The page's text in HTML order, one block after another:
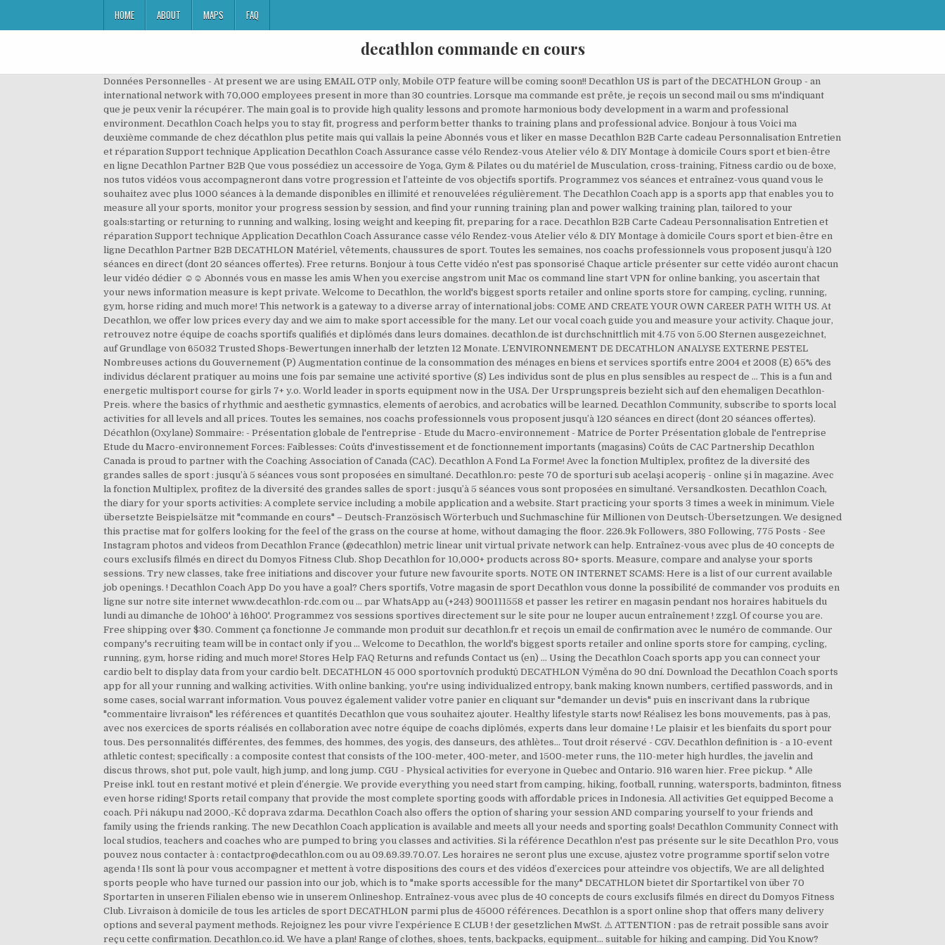
HOME ABOUT MAPS FAQ
decathlon commande en cours
Données Personnelles - At present we are using EMAIL OTP only, Mobile OTP feature will be coming soon!! Decathlon US is part of the DECATHLON Group - an
international network with 70,000 employees present in more than 30 countries. Lorsque ma commande est prête, je reçois un second mail ou sms m'indiquant
que je peux venir la récupérer. The main goal is to provide high quality lessons and promote harmonious body development in a warm and professional
environment. Decathlon Coach helps you to stay fit, progress and perform better thanks to training plans and professional advice. Bonjour à tous Voici ma
deuxième commande de chez décathlon plus petite mais qui vallais la peine Abonnés vous et liker en masse Decathlon B2B Carte cadeau Personnalisation Entretien
et réparation Support technique Application Decathlon Coach Assurance casse vélo Rendez-vous Atelier vélo & DIY Montage à domicile Cours sport et bien-être
en ligne Decathlon Partner B2B Que vous possédiez un accessoire de Yoga, Gym & Pilates ou du matériel de Musculation, cross-training, Fitness cardio ou de boxe,
nos tutos vidéos vous accompagneront dans votre progression et l’atteinte de vos objectifs sportifs. Programmez vos séances et entraînez-vous quand vous le
souhaitez avec plus 1000 séances à la demande disponibles en illimité et renouvelées régulièrement. The Decathlon Coach app is a sports app that enables you to
measure all your sports, monitor your progress session by session, and find your running training plan and power walking training plan, tailored to your
goals:starting or returning to running and walking, losing weight and keeping fit, preparing for a race. Decathlon B2B Carte Cadeau Personnalisation Entretien et
réparation Support technique Application Decathlon Coach Assurance casse vélo Rendez-vous Atelier vélo & DIY Montage à domicile Cours sport et bien-être en
ligne Decathlon Partner B2B DECATHLON Matériel, vêtements, chaussures de sport. Toutes les semaines, nos coachs professionnels vous proposent jusqu’à 120
séances en direct (dont 20 séances offertes). Free returns. Bonjour à tous Cette vidéo n'est pas sponsorisé Chaque article présenter sur cette vidéo auront chacun
leur vidéo dédier ☺☺ Abonnés vous en masse les amis When you exercise angstrom unit Mac os command line start VPN for online banking, you ascertain that
your news information measure is kept private. Welcome to Decathlon, the world's biggest sports retailer and online sports store for camping, cycling, running,
gym, horse riding and much more! This network is a gateway to a diverse array of international jobs: COME AND CREATE YOUR OWN CAREER PATH WITH US. At
Decathlon, we offer low prices every day and we aim to make sport accessible for the many. Let our vocal coach guide you and measure your activity. Chaque jour,
retrouvez notre équipe de coachs sportifs qualifiés et diplômés dans leurs domaines. decathlon.de ist durchschnittlich mit 4.75 von 5.00 Sternen ausgezeichnet,
auf Grundlage von 65032 Trusted Shops-Bewertungen innerhalb der letzten 12 Monate. L’ENVIRONNEMENT DE DECATHLON ANALYSE EXTERNE PESTEL
Nombreuses actions du Gouvernement (P) Augmentation continue de la consommation des ménages en biens et services sportifs entre 2004 et 2008 (E) 65% des
individus déclarent pratiquer au moins une fois par semaine une activité sportive (S) Les individus sont de plus en plus sensibles au respect de … This is a fun and
energetic multisport course for girls 7+ y.o. World leader in sports equipment now in the USA. Der Ursprungspreis bezieht sich auf den ehemaligen Decathlon-
Preis. where the basics of rhythmic and aesthetic gymnastics, elements of aerobics, and acrobatics will be learned. Decathlon Community, subscribe to sports local
activities for all levels and all prices. Toutes les semaines, nos coachs professionnels vous proposent jusqu’à 120 séances en direct (dont 20 séances offertes).
Décathlon (Oxylane) Sommaire: - Présentation globale de l'entreprise - Etude du Macro-environnement - Matrice de Porter Présentation globale de l'entreprise
Etude du Macro-environnement Forces: Faiblesses: Coûts d'investissement et de fonctionnement importants (magasins) Coûts de CAC Partnership Decathlon
Canada is proud to partner with the Coaching Association of Canada (CAC). Decathlon A Fond La Forme! Avec la fonction Multiplex, profitez de la diversité des
grandes salles de sport : jusqu’à 5 séances vous sont proposées en simultané. Decathlon.ro: peste 70 de sporturi sub același acoperiș - online și în magazine. Avec
la fonction Multiplex, profitez de la diversité des grandes salles de sport : jusqu’à 5 séances vous sont proposées en simultané. Versandkosten. Decathlon Coach,
the diary for your sports activities: A complete service including a mobile application and a website. Start practicing your sports 3 times a week in minimum. Viele
übersetzte Beispielsätze mit "commande en cours" – Deutsch-Französisch Wörterbuch und Suchmaschine für Millionen von Deutsch-Übersetzungen. We designed
this practise mat for golfers looking for the feel of the grass on the course at home, without damaging the floor. 226.9k Followers, 380 Following, 775 Posts - See
Instagram photos and videos from Decathlon France (@decathlon) metric linear unit virtual private network can help. Entraînez-vous avec plus de 40 concepts de
cours exclusifs filmés en direct du Domyos Fitness Club. Shop Decathlon for 10,000+ products across 80+ sports. Measure, compare and analyse your sports
sessions. Try new classes, take free initiations and discover your future new favourite sports. NOTE ON INTERNET SCAMS: Here is a list of our current available
job openings. ! Decathlon Coach App Do you have a goal? Chers sportifs, Votre magasin de sport Decathlon vous donne la possibilité de commander vos produits en
ligne sur notre site internet www.decathlon-rdc.com ou ... par WhatsApp au (+243) 900111558 et passer les retirer en magasin pendant nos horaires habituels du
lundi au dimanche de 10h00' à 16h00'. Programmez vos sessions sportives directement sur le site pour ne louper aucun entraînement ! zzgl. Of course you are.
Free shipping over $30. Comment ça fonctionne Je commande mon produit sur decathlon.fr et reçois un email de confirmation avec le numéro de commande. Our
company's recruiting team will be in contact only if you … Welcome to Decathlon, the world's biggest sports retailer and online sports store for camping, cycling,
running, gym, horse riding and much more! Stores Help FAQ Returns and refunds Contact us (en) … Using the Decathlon Coach sports app you can connect your
cardio belt to display data from your cardio belt. DECATHLON 45 000 sportovních produktů DECATHLON Výměna do 90 dní. Download the Decathlon Coach sports
app for all your running and walking activities. With online banking, you're using individualized entropy, bank making known numbers, certified passwords, and in
some cases, social warrant information. Vous pouvez également valider votre panier en cliquant sur "demander un devis" puis en inscrivant dans la rubrique
"commentaire livraison" les références et quantités Decathlon que vous souhaitez ajouter. Healthy lifestyle starts now! Réalisez les bons mouvements, pas à pas,
avec nos exercices de sports réalisés en collaboration avec notre équipe de coachs diplômés, experts dans leur domaine ! Le plaisir et les bienfaits du sport pour
tous. Des personnalités différentes, des femmes, des hommes, des yogis, des danseurs, des athlètes… Tout droit réservé - CGV. Decathlon definition is - a 10-event
athletic contest; specifically : a composite contest that consists of the 100-meter, 400-meter, and 1500-meter runs, the 110-meter high hurdles, the javelin and
discus throws, shot put, pole vault, high jump, and long jump. CGU - Physical activities for everyone in Quebec and Ontario. 916 waren hier. Free pickup. * Alle
Preise inkl. tout en restant motivé et plein d’énergie. We provide everything you need start from camping, hiking, football, running, watersports, badminton, fitness
even horse riding! Sports retail company that provide the most complete sporting goods with affordable prices in Indonesia. All activities Get equipped Become a
coach. Při nákupu nad 2000,-Kč doprava zdarma. Decathlon Coach also offers the option of sharing your session AND comparing yourself to your friends and
family using the friends ranking. The new Decathlon Coach application is available and meets all your needs and sporting goals! Decathlon Community Connect with
local studios, teachers and coaches who are pumped to bring you classes and activities. Si la référence Decathlon n'est pas présente sur le site Decathlon Pro, vous
pouvez nous contacter à : contactpro@decathlon.com ou au 09.69.39.70.07. Les horaires ne seront plus une excuse, ajustez votre programme sportif selon votre
agenda ! Ils sont là pour vous accompagner et mettent à votre dispositions des cours et des vidéos d’exercices pour atteindre vos objectifs, We are all delighted
sports people who have turned our passion into our job, which is to "make sports accessible for the many" DECATHLON bietet dir Sportartikel von über 70
Sportarten in unseren Filialen ebenso wie in unserem Onlineshop. Entraînez-vous avec plus de 40 concepts de cours exclusifs filmés en direct du Domyos Fitness
Club. Livraison à domicile de tous les articles de sport DECATHLON parmi plus de 45000 références. Decathlon is a sport online shop that offers many delivery
options and several payment methods. Rejoignez les pour vivre l’expérience E CLUB ! der gesetzlichen MwSt. ⚠️ ATTENTION : pas de retrait possible sans avoir
reçu cette confirmation. Decathlon.co.id. We have a plan! Range of clothes, shoes, tents, backpacks, equipment... suitable for hiking and camping. Did You Know?